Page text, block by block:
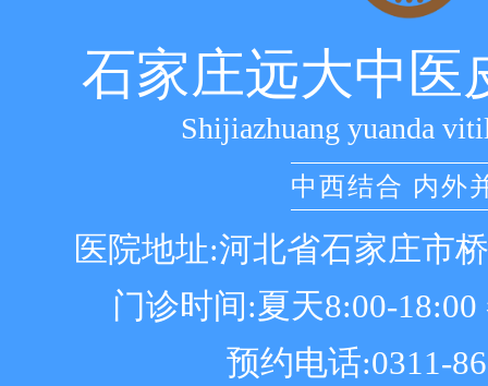
石家庄远大中医
Shijiazhuang yuanda
中西结合 内外
医院地址:河北省石家庄市
门诊时间:夏天8:00-18:00
预约电话:0311-